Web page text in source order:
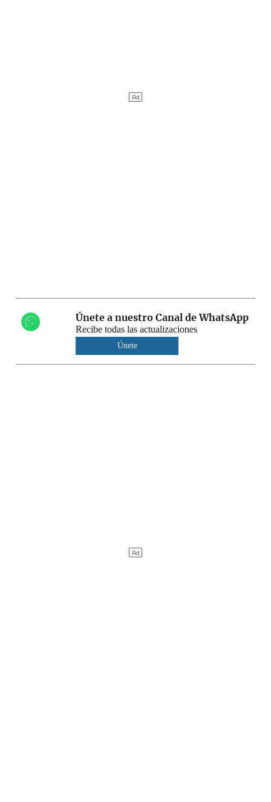
Únete a nuestro Canal de WhatsApp
Recibe todas las actualizaciones
Únete